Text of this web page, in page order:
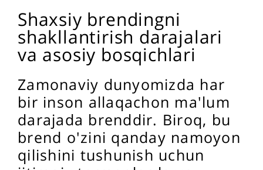
Shaxsiy brendingni
shakllantirish darajalari
va asosiy bosqichlari
Zamonaviy dunyomizda har
bir inson allaqachon ma'lum
darajada brenddir. Biroq, bu
brend o'zini qanday namoyon
qilishini tushunish uchun